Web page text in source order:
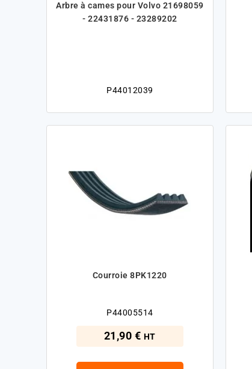
Arbre à cames pour Volvo 21698059
- 22431876 - 23289202
P44012039
Courroie 8PK1220
P44005514
21,90 € HT